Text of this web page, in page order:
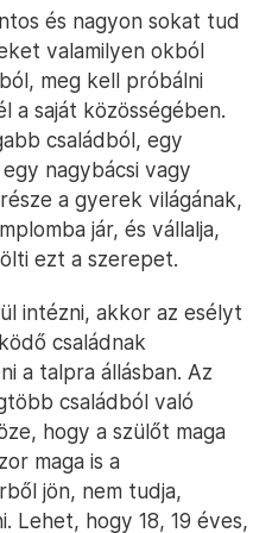
és nagyon sokat tud
valamilyen okból
meg kell próbálni
a saját közösségében.
családból, egy
nagybácsi vagy
a gyerek világának,
jár, és vállalja,
ezt a szerepet.
intézni, akkor az esélyt
családnak
a talpra állásban. Az
családból való
hogy a szülőt maga
maga is a
jön, nem tudja,
Lehet, hogy 18, 19 éves,